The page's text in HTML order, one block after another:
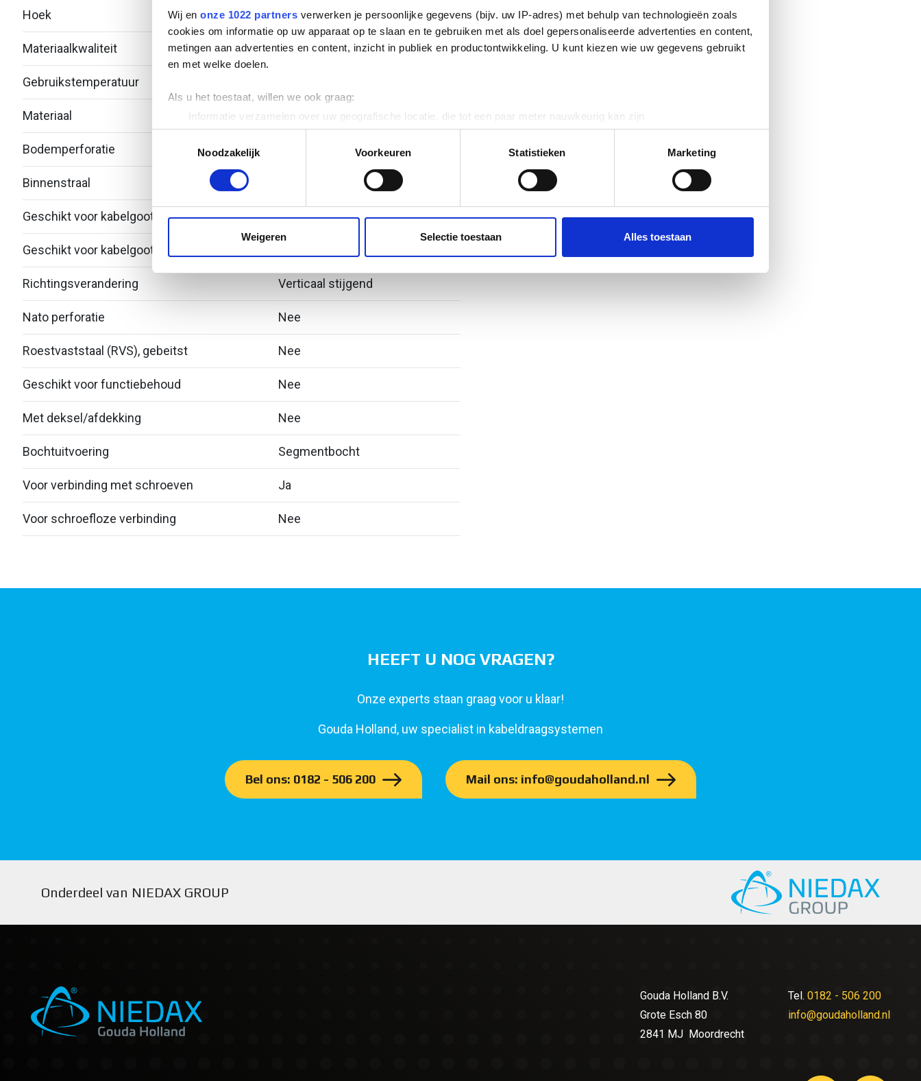
Wij en onze 1022 partners verwerken je persoonlijke gegevens (bijv. uw IP-adres) met behulp van technologieën zoals
cookies om informatie op uw apparaat op te slaan en te gebruiken met als doel gepersonaliseerde advertenties en content,
metingen aan advertenties en content, inzicht in publiek en productontwikkeling. U kunt kiezen wie uw gegevens gebruikt
en met welke doelen.
Als u het toestaat, willen we ook graag:
Informatie verzamelen over uw geografische locatie, die tot een paar meter nauwkeurig kan zijn
Uw apparaat identificeren door het actief te scannen op specifieke eigenschappen (fingerprinting)
Lees meer over hoe uw persoonlijke gegevens worden verwerkt en stel uw voorkeuren in het
detailgedeeltein. U kunt uw
toestemming op elk moment wijzigen of intrekken in de Cookieverklaring.
websiteverkeer te analyseren. Ook delen we informatie over uw gebruik van onze site met onze partners voor social
media, adverteren en analyse. Deze partners kunnen deze gegevens combineren met andere informatie die u aan ze heeft
Noodzakelijk
Voorkeuren Statistieken Marketing
Weigeren Selectie toestaan Alles toestaan
Hoek 45°
Materiaalkwaliteit Overig
Gebruikstemperatuur
Materiaal Staal
Bodemperforatie
Binnenstraal
Geschikt voor kabelgootbreedte 150
Geschikt voor kabelgoothoogte
Richtingsverandering Verticaal stijgend
Nato perforatie Nee
Roestvaststaal (RVS), gebeitst Nee
Geschikt voor functiebehoud Nee
Met deksel/afdekking Nee
Bochtuitvoering Segmentbocht
Voor verbinding met schroeven Ja
Voor schroefloze verbinding Nee
HEEFT U NOG VRAGEN?
Onze experts staan graag voor u klaar!
Gouda Holland, uw specialist in kabeldraagsystemen
Bel ons: 0182 - 506 200 Mail ons: info@goudaholland.nl
Onderdeel van NIEDAX GROUP
Gouda Holland B.V.
Grote Esch 80
2841 MJ Moordrecht
Tel. 0182 - 506 200
info@goudaholland.nl